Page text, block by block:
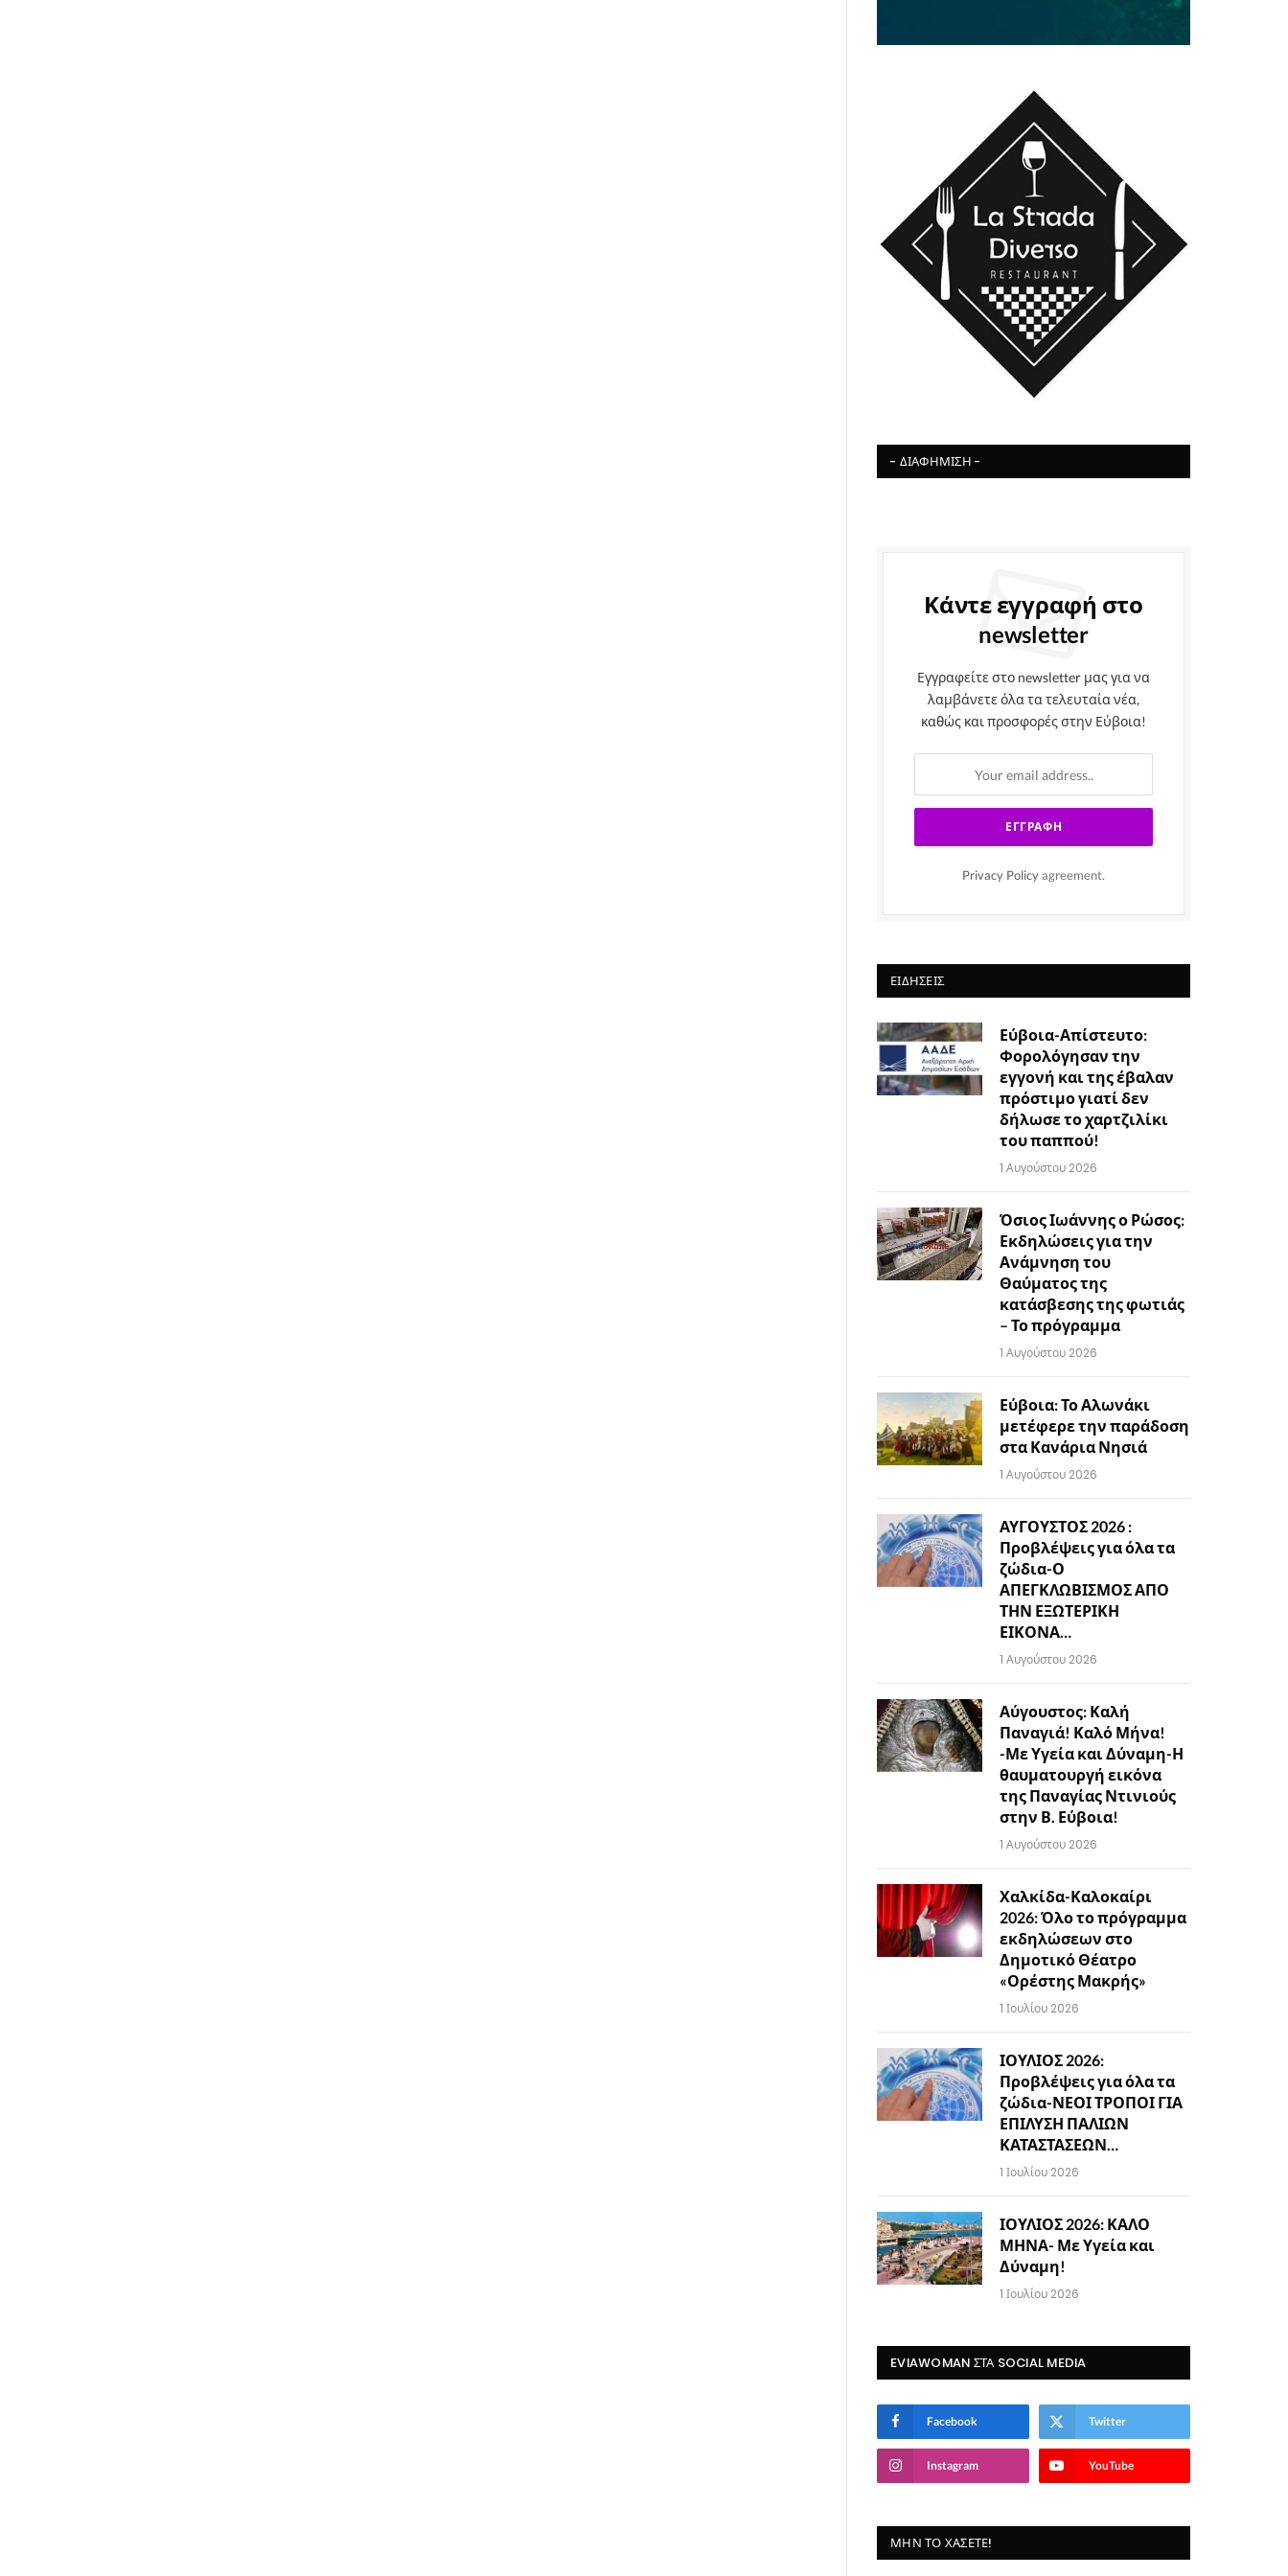
- ΔΙΑΦΉΜΙΣΗ -
Κάντε εγγραφή στο
newsletter
Εγγραφείτε στο newsletter μας για να
λαμβάνετε όλα τα τελευταία νέα,
καθώς και προσφορές στην Εύβοια!
Privacy Policy agreement.
ΕΙΔΉΣΕΙΣ
Εύβοια-Απίστευτο:
Φορολόγησαν την
εγγονή και της έβαλαν
πρόστιμο γιατί δεν
δήλωσε το χαρτζιλίκι
του παππού!
1 Αυγούστου 2026
Όσιος Ιωάννης ο Ρώσος:
Εκδηλώσεις για την
Ανάμνηση του
Θαύματος της
κατάσβεσης της φωτιάς
– Το πρόγραμμα
1 Αυγούστου 2026
Εύβοια: Το Αλωνάκι
μετέφερε την παράδοση
στα Κανάρια Νησιά
1 Αυγούστου 2026
ΑΥΓΟΥΣΤΟΣ 2026 :
Προβλέψεις για όλα τα
ζώδια-Ο
ΑΠΕΓΚΛΩΒΙΣΜΟΣ ΑΠΟ
ΤΗΝ ΕΞΩΤΕΡΙΚΗ
ΕΙΚΟΝΑ…
1 Αυγούστου 2026
Αύγουστος: Καλή
Παναγιά! Καλό Μήνα!
-Με Υγεία και Δύναμη-Η
θαυματουργή εικόνα
της Παναγίας Ντινιούς
στην Β. Εύβοια!
1 Αυγούστου 2026
Χαλκίδα-Καλοκαίρι
2026: Όλο το πρόγραμμα
εκδηλώσεων στο
Δημοτικό Θέατρο
«Ορέστης Μακρής»
1 Ιουλίου 2026
ΙΟΥΛΙΟΣ 2026:
Προβλέψεις για όλα τα
ζώδια-ΝΕΟΙ ΤΡΟΠΟΙ ΓΙΑ
ΕΠΙΛΥΣΗ ΠΑΛΙΩΝ
ΚΑΤΑΣΤΑΣΕΩΝ…
1 Ιουλίου 2026
ΙΟΥΛΙΟΣ 2026: ΚΑΛΟ
ΜΗΝΑ- Με Υγεία και
Δύναμη!
1 Ιουλίου 2026
EVIAWOMAN ΣΤΑ SOCIAL MEDIA
Facebook Twitter
Instagram YouTube
ΜΗΝ ΤΟ ΧΆΣΕΤΕ!